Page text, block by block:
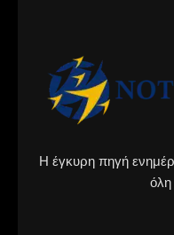
Η έγκυρη πηγή